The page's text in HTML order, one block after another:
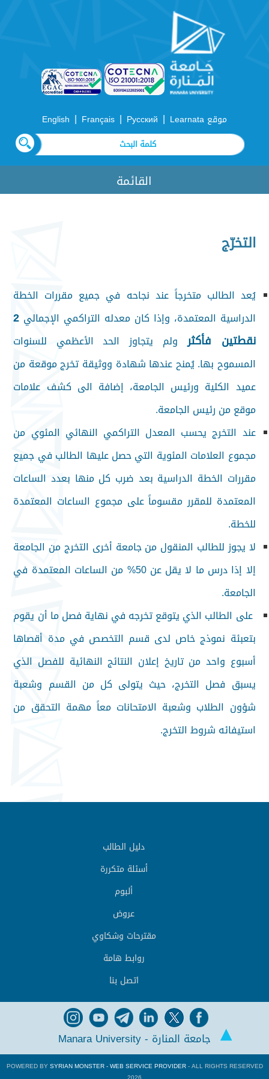
موقع Learnata |
Русский
|
Français
|
English
القائمة
التخرّج
يُعد الطالب متخرجاً عند نجاحه في جميع مقررات الخطة
الدراسية المعتمدة، وإذا كان معدله التراكمي الإجمالي 2
نقطتين فأكثر ولم يتجاوز الحد الأعظمي للسنوات
المسموح بها. يُمنح عندها شهادة ووثيقة تخرج موقعة من
عميد الكلية ورئيس الجامعة، إضافة الى كشف علامات
موقع من رئيس الجامعة.
عند التخرج يحسب المعدل التراكمي النهائي المئوي من
مجموع العلامات المئوية التي حصل عليها الطالب في جميع
مقررات الخطة الدراسية بعد ضرب كل منها بعدد الساعات
المعتمدة للمقرر مقسوماً على مجموع الساعات المعتمدة
للخطة.
لا يجوز للطالب المنقول من جامعة أخرى التخرج من الجامعة
إلا إذا درس ما لا يقل عن 50% من الساعات المعتمدة في
الجامعة.
على الطالب الذي يتوقع تخرجه في نهاية فصل ما أن يقوم
بتعبئة نموذج خاص لدى قسم التخصص في مدة أقصاها
أسبوع واحد من تاريخ إعلان النتائج النهائية للفصل الذي
يسبق فصل التخرج، حيث يتولى كل من القسم وشعبة
شؤون الطلاب وشعبة الامتحانات معاً مهمة التحقق من
استيفائه شروط التخرج.
دليل الطالب
أسئلة متكررة
ألبوم
عروض
مقترحات وشكاوي
روابط هامة
اتصل بنا
جامعة المنارة - Manara University
POWERED BYSYRIAN MONSTER - WEB SERVICE PROVIDER- ALL RIGHTS RESERVED